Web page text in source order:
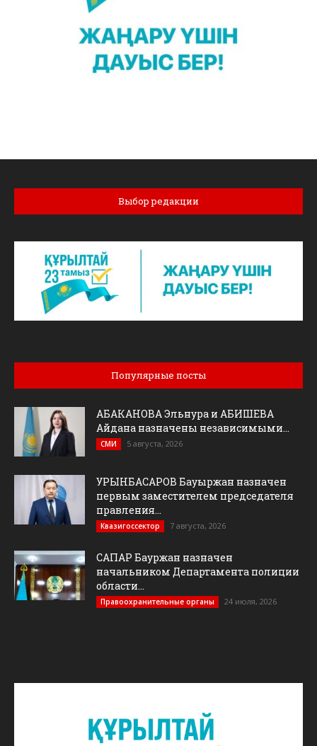
Выбор редакции
Популярные посты
АБАКАНОВА Эльнура и АБИШЕВА
Айдана назначены независимыми...
СМИ 5 августа, 2026
УРЫНБАСАРОВ Бауыржан назначен
первым заместителем председателя
правления...
Квазигоссектор 7 августа, 2026
САПАР Бауржан назначен
начальником Департамента полиции
области...
Правоохранительные органы 24 июля, 2026